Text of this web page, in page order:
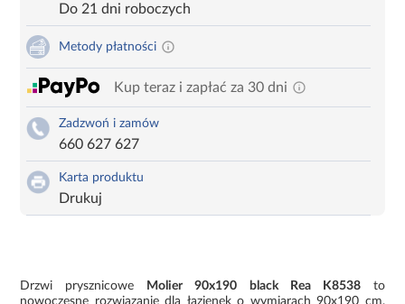
Do 21 dni roboczych
Metody płatności
Kup teraz i zapłać za 30 dni
Zadzwoń i zamów
660 627 627
Karta produktu
Drukuj
Drzwi prysznicowe Molier 90x190 black Rea K8538to
nowoczesne rozwiązanie dla łazienek o wymiarach 90x190 cm,